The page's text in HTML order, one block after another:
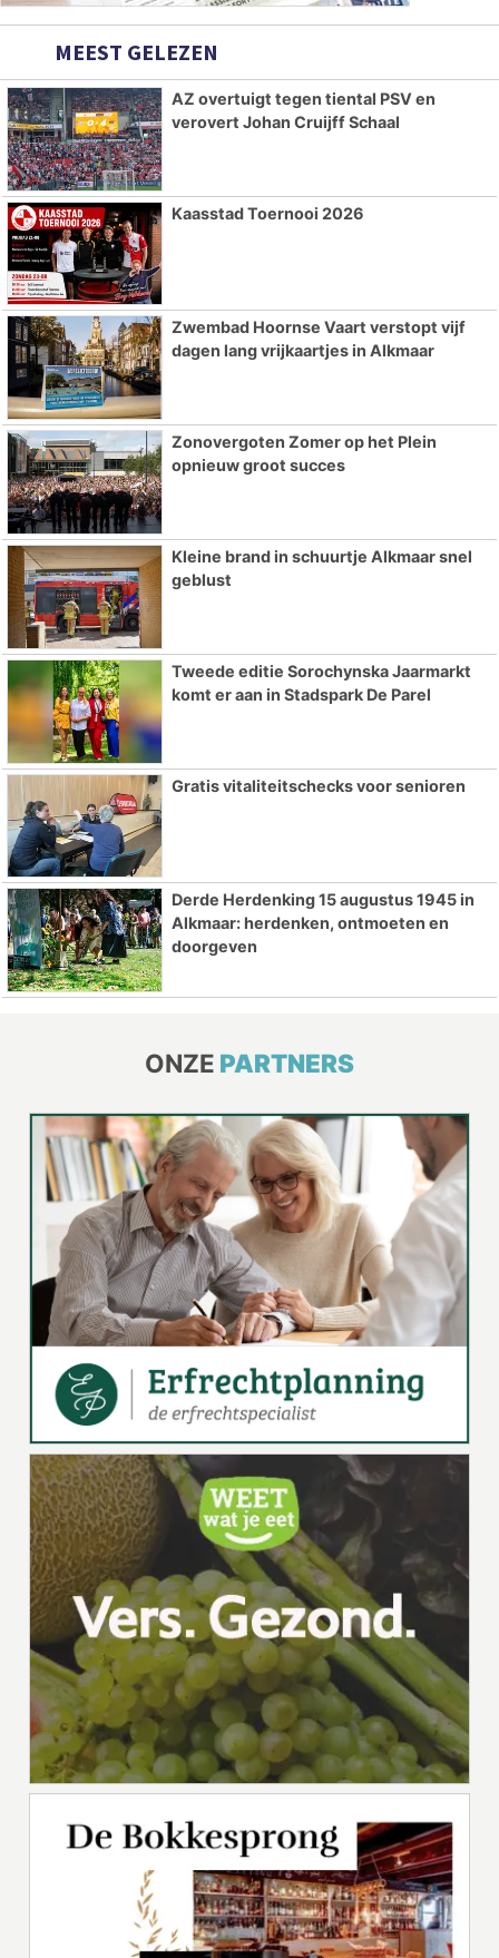
MEEST GELEZEN
AZ overtuigt tegen tiental PSV en
verovert Johan Cruijff Schaal
Kaasstad Toernooi 2026
Zwembad Hoornse Vaart verstopt vijf
dagen lang vrijkaartjes in Alkmaar
Zonovergoten Zomer op het Plein
opnieuw groot succes
Kleine brand in schuurtje Alkmaar snel
geblust
Tweede editie Sorochynska Jaarmarkt
komt er aan in Stadspark De Parel
Gratis vitaliteitschecks voor senioren
Derde Herdenking 15 augustus 1945 in
Alkmaar: herdenken, ontmoeten en
doorgeven
ONZE PARTNERS